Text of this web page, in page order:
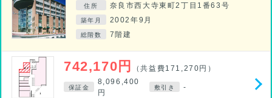
住所 奈良市西大寺東町2丁目1番63号
築年月 2002年9月
総階数 7階建
742,170円 （共益費171,270円）
保証金
8,096,400
円
敷引き
-